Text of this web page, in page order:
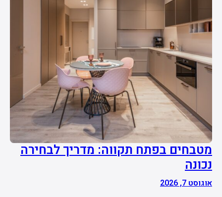
מטבחים בפתח תקווה: מדריך לבחירה
נכונה
אוגוסט 7, 2026